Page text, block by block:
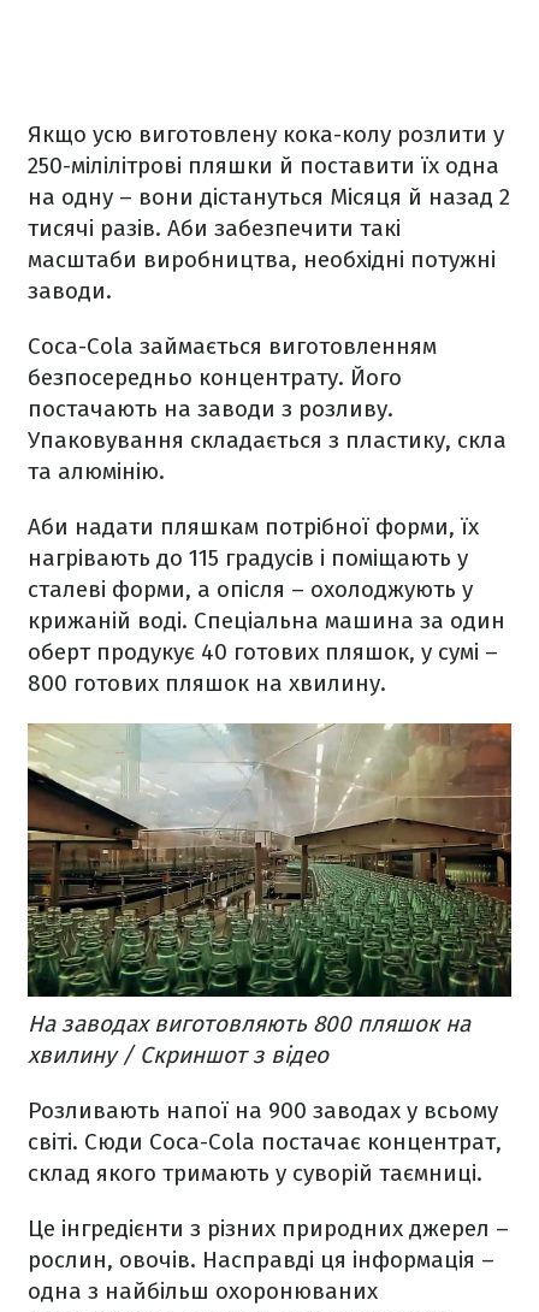
Якщо усю виготовлену кока-колу розлити у
250-мілілітрові пляшки й поставити їх одна
на одну – вони дістануться Місяця й назад 2
тисячі разів. Аби забезпечити такі
масштаби виробництва, необхідні потужні
заводи.
Coca-Cola займається виготовленням
безпосередньо концентрату. Його
постачають на заводи з розливу.
Упаковування складається з пластику, скла
та алюмінію.
Аби надати пляшкам потрібної форми, їх
нагрівають до 115 градусів і поміщають у
сталеві форми, а опісля – охолоджують у
крижаній воді. Спеціальна машина за один
оберт продукує 40 готових пляшок, у сумі –
800 готових пляшок на хвилину.
На заводах виготовляють 800 пляшок на
хвилину / Скриншот з відео
Розливають напої на 900 заводах у всьому
світі. Сюди Coca-Cola постачає концентрат,
склад якого тримають у суворій таємниці.
Це інгредієнти з різних природних джерел –
рослин, овочів. Насправді ця інформація –
одна з найбільш охоронюваних